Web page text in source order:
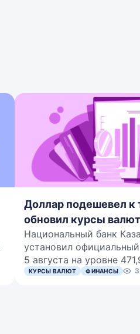
Доллар подешевел к
обновил курсы валют
Национальный банк
установил
5 августа на уровне
КУРСЫ ВАЛЮТ ФИНАНСЫ